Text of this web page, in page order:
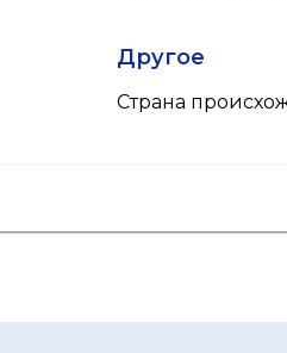
Другое
Страна